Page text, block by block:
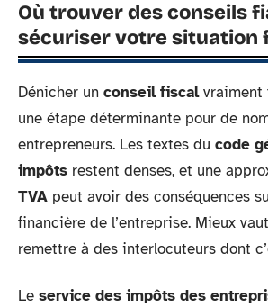
Où trouver des conseils
sécuriser votre situation
Dénicher un conseil fiscalvraiment
une étape déterminante pour de
entrepreneurs. Les textes du code
impôts restent denses, et une
TVA peut avoir des conséquences
financière de l’entreprise. Mieux
remettre à des interlocuteurs dont
Le service des impôts des